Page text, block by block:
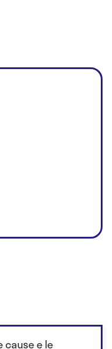
cause e le